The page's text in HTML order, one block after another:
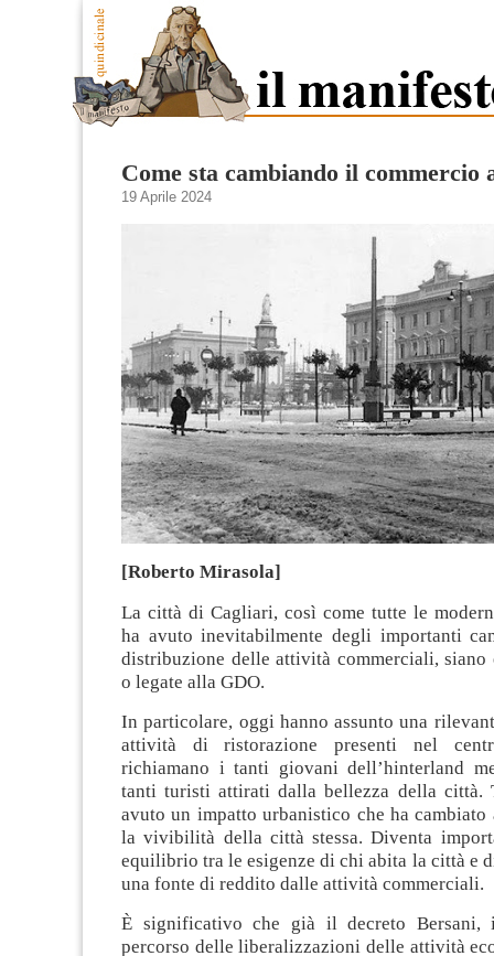
Come sta cambiando il commercio
19 Aprile 2024
[Roberto Mirasola]
La città di Cagliari, così come tutte le
ha avuto inevitabilmente degli importanti
distribuzione delle attività commerciali, siano
o legate alla GDO.
In particolare, oggi hanno assunto una
attività di ristorazione presenti nel
richiamano i tanti giovani dell’hinterland
tanti turisti attirati dalla bellezza della città.
avuto un impatto urbanistico che ha
la vivibilità della città stessa. Diventa
equilibrio tra le esigenze di chi abita la città e
una fonte di reddito dalle attività commerciali.
È significativo che già il decreto Bersani,
percorso delle liberalizzazioni delle attività